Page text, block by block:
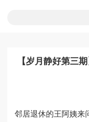
【岁月静好第三
邻居退休的王阿姨来